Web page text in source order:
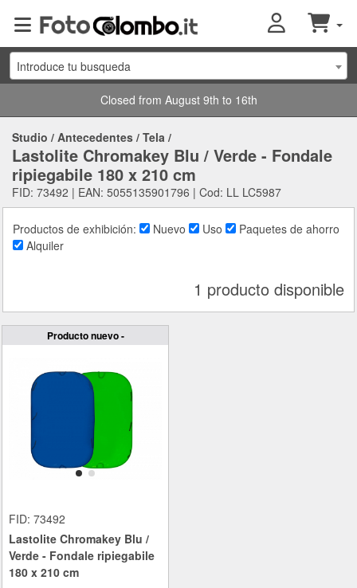
Introduce tu busqueda
Closed from August 9th to 16th
Studio / Antecedentes / Tela /
Lastolite Chromakey Blu / Verde - Fondale
ripiegabile 180 x 210 cm
FID: 73492 | EAN: 5055135901796 | Cod: LL LC5987
Productos de exhibición: Nuevo Uso
Paquetes de ahorro
Alquiler
1 producto disponible
Producto nuevo -
FID: 73492
Lastolite Chromakey Blu /
Verde - Fondale ripiegabile
180 x 210 cm